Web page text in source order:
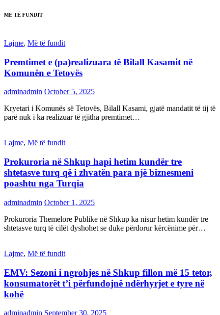
MË TË FUNDIT
Lajme, Më të fundit
Premtimet e (pa)realizuara të Bilall Kasamit në
Komunën e Tetovës
adminadmin October 5, 2025
Kryetari i Komunës së Tetovës, Bilall Kasami, gjatë mandatit të tij të
parë nuk i ka realizuar të gjitha premtimet…
Lajme, Më të fundit
Prokuroria në Shkup hapi hetim kundër tre
shtetasve turq që i zhvatën para një biznesmeni
poashtu nga Turqia
adminadmin October 1, 2025
Prokuroria Themelore Publike në Shkup ka nisur hetim kundër tre
shtetasve turq të cilët dyshohet se duke përdorur kërcënime për…
Lajme, Më të fundit
EMV: Sezoni i ngrohjes në Shkup fillon më 15 tetor,
konsumatorët t’i përfundojnë ndërhyrjet e tyre në
kohë
adminadmin September 30, 2025